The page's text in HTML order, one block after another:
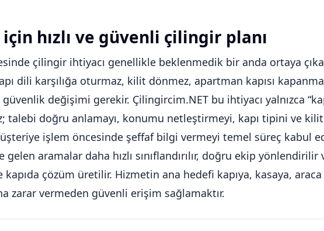
hızlı ve güvenli çilingir planı
çilingir ihtiyacı genellikle beklenmedik bir anda ortaya
dili karşılığa oturmaz, kilit dönmez, apartman kapısı
güvenlik değişimi gerekir. Çilingircim.NET bu ihtiyacı yalnızca
talebi doğru anlamayı, konumu netleştirmeyi, kapı tipini ve
işlem öncesinde şeffaf bilgi vermeyi temel süreç kabul
aramalar daha hızlı sınıflandırılır, doğru ekip
kapıda çözüm üretilir. Hizmetin ana hedefi kapıya, kasaya,
zarar vermeden güvenli erişim sağlamaktır.